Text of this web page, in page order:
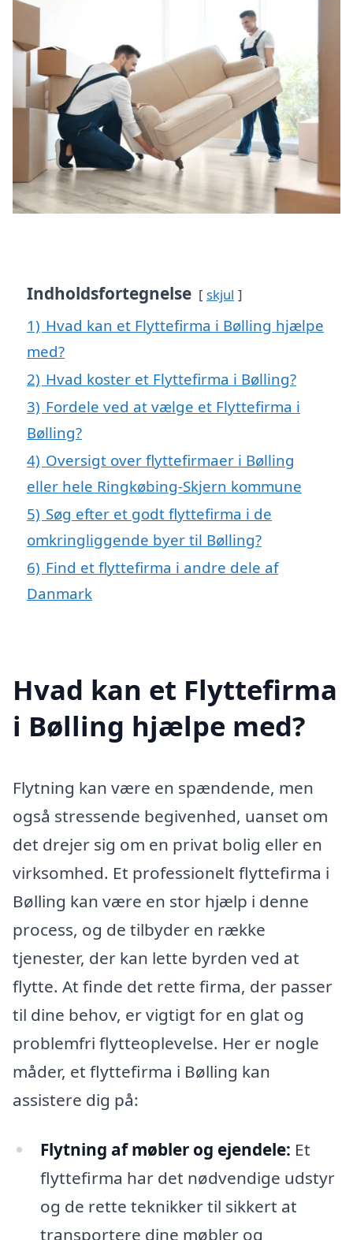
Indholdsfortegnelse skjul
1) Hvad kan et Flyttefirma i Bølling hjælpe
med?
2) Hvad koster et Flyttefirma i Bølling?
3) Fordele ved at vælge et Flyttefirma i
Bølling?
4) Oversigt over flyttefirmaer i Bølling
eller hele Ringkøbing-Skjern kommune
5) Søg efter et godt flyttefirma i de
omkringliggende byer til Bølling?
6) Find et flyttefirma i andre dele af
Danmark
Hvad kan et Flyttefirma
i Bølling hjælpe med?
Flytning kan være en spændende, men
også stressende begivenhed, uanset om
det drejer sig om en privat bolig eller en
virksomhed. Et professionelt flyttefirma i
Bølling kan være en stor hjælp i denne
process, og de tilbyder en række
tjenester, der kan lette byrden ved at
flytte. At finde det rette firma, der passer
til dine behov, er vigtigt for en glat og
problemfri flytteoplevelse. Her er nogle
måder, et flyttefirma i Bølling kan
assistere dig på:
Flytning af møbler og ejendele: Et
flyttefirma har det nødvendige udstyr
og de rette teknikker til sikkert at
transportere dine møbler og